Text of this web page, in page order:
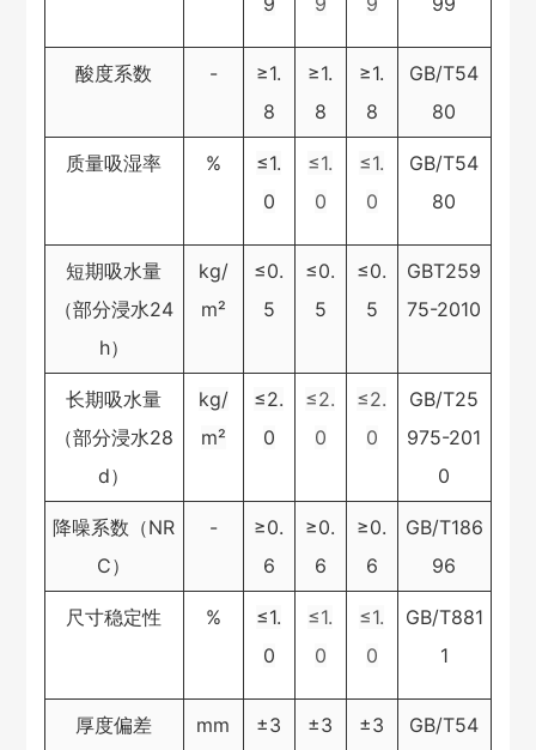
酸度系数 -
≥1.
8
≥1.
8
≥1.
8
GB/T54
80
质量吸湿率 %
≤1.
0
≤1.
0
≤1.
0
GB/T54
80
短期吸水量
（部分浸水24
h）
kg/
m²
≤0.
5
≤0.
5
≤0.
5
GBT259
75-2010
长期吸水量
（部分浸水28
d）
kg/
m²
≤2.
0
≤2.
0
≤2.
0
GB/T25
975-201
0
降噪系数（NR
C）
-
≥0.
6
≥0.
6
≥0.
6
GB/T186
96
尺寸稳定性 %
≤1.
0
≤1.
0
≤1.
0
GB/T881
1
厚度偏差 mm ±3 ±3 ±3
GB/T54